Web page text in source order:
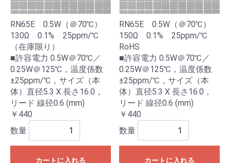
RN65E 0.5W（＠70℃）
130Ω 0.1% 25ppm/℃
（在庫限り）
■許容電力 0.5W＠70℃／
0.25W＠125℃，温度係数
±25ppm/℃，サイズ（本
体）直径5.3 X 長さ16.0，
リード 線径0.6 (mm)
￥440
数量
カートに入れる
RN65E 0.5W（＠70℃）
150Ω 0.1% 25ppm/℃
RoHS
■許容電力 0.5W＠70℃／
0.25W＠125℃，温度係数
±25ppm/℃，サイズ（本
体）直径5.3 X 長さ16.0，
リード 線径0.6 (mm)
￥440
数量
カートに入れる